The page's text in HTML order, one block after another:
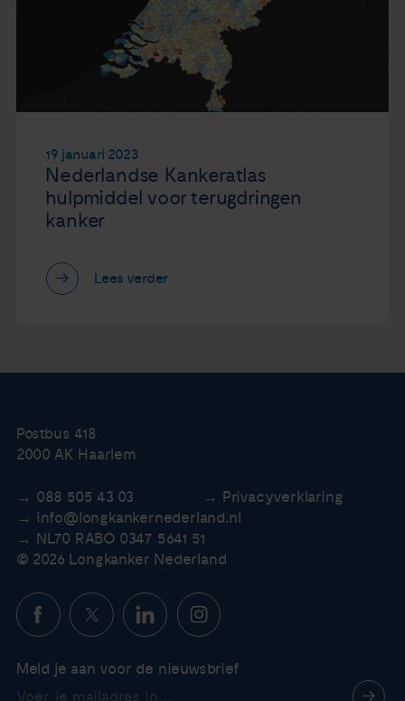
19 januari 2023
Nederlandse Kankeratlas
hulpmiddel voor terugdringen
kanker
Lees verder
Postbus 418
2000 AK Haarlem
088 505 43 03
Privacyverklaring
info@longkankernederland.nl
NL70 RABO 0347 5641 51
© 2026 Longkanker Nederland
Meld je aan voor de nieuwsbrief